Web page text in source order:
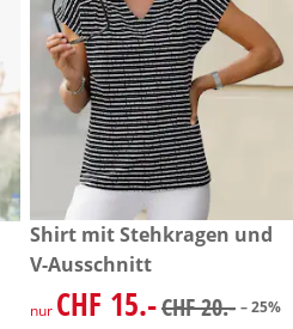
reduzierter Preis CHF 15.-,
-25%
Shirt mit Stehkragen und
V-Ausschnitt
reduzierter Preis CHF 15.-,
nur CHF 15.-CHF 20.- – 25%